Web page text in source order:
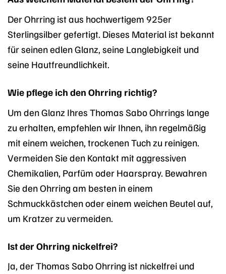
Der Ohrring ist aus hochwertigem 925er
Sterlingsilber gefertigt. Dieses Material ist bekannt
für seinen edlen Glanz, seine Langlebigkeit und
seine Hautfreundlichkeit.
Wie pflege ich den Ohrring richtig?
Um den Glanz Ihres Thomas Sabo Ohrrings lange
zu erhalten, empfehlen wir Ihnen, ihn regelmäßig
mit einem weichen, trockenen Tuch zu reinigen.
Vermeiden Sie den Kontakt mit aggressiven
Chemikalien, Parfüm oder Haarspray. Bewahren
Sie den Ohrring am besten in einem
Schmuckkästchen oder einem weichen Beutel auf,
um Kratzer zu vermeiden.
Ist der Ohrring nickelfrei?
Ja, der Thomas Sabo Ohrring ist nickelfrei und